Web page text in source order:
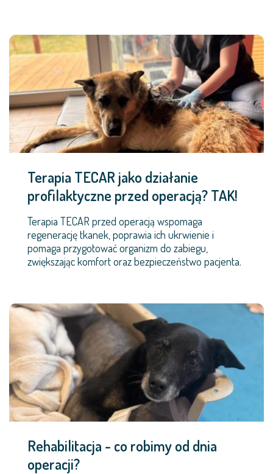
Terapia TECAR jako działanie
profilaktyczne przed operacją? TAK!
Terapia TECAR przed operacją wspomaga
regenerację tkanek, poprawia ich ukrwienie i
pomaga przygotować organizm do zabiegu,
zwiększając komfort oraz bezpieczeństwo pacjenta.
Rehabilitacja - co robimy od dnia
operacji?